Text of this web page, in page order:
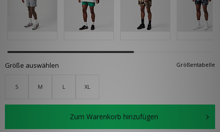
Größentabelle
Größe auswählen
S M L XL
Zum Warenkorb hinzufügen